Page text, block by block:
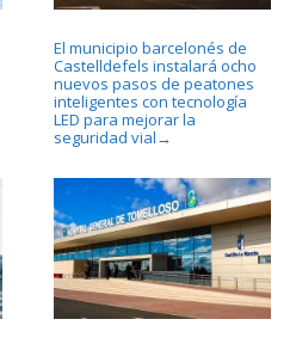
El municipio barcelonés de
Castelldefels instalará ocho
nuevos pasos de peatones
inteligentes con tecnología
LED para mejorar la
seguridad vial →